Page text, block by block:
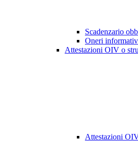
Scadenzario
Oneri
Attestazioni OIV o
Attestazioni